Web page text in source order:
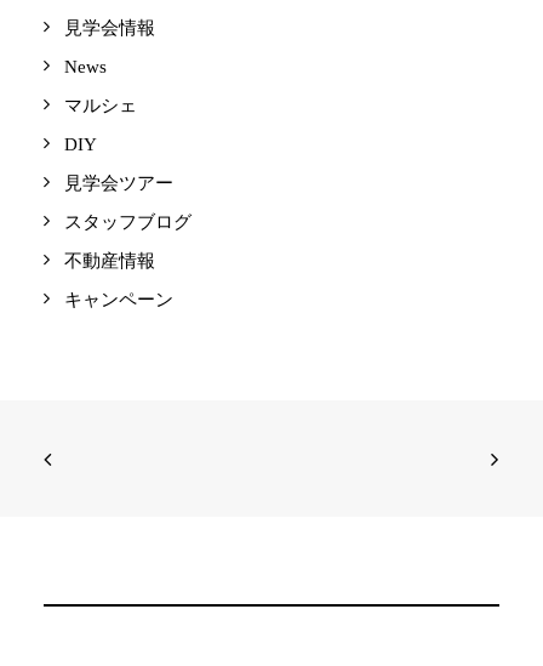
見学会情報
News
マルシェ
DIY
見学会ツアー
スタッフブログ
不動産情報
キャンペーン